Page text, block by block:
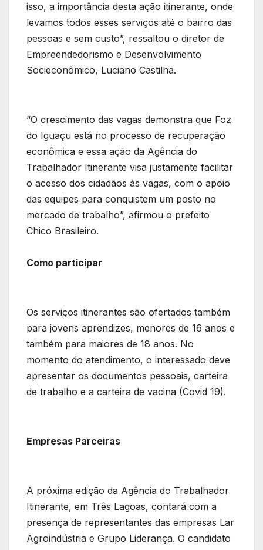
isso, a importância desta ação itinerante, onde
levamos todos esses serviços até o bairro das
pessoas e sem custo”, ressaltou o diretor de
Empreendedorismo e Desenvolvimento
Socieconômico, Luciano Castilha.
“O crescimento das vagas demonstra que Foz
do Iguaçu está no processo de recuperação
econômica e essa ação da Agência do
Trabalhador Itinerante visa justamente facilitar
o acesso dos cidadãos às vagas, com o apoio
das equipes para conquistem um posto no
mercado de trabalho”, afirmou o prefeito
Chico Brasileiro.
Como participar
Os serviços itinerantes são ofertados também
para jovens aprendizes, menores de 16 anos e
também para maiores de 18 anos. No
momento do atendimento, o interessado deve
apresentar os documentos pessoais, carteira
de trabalho e a carteira de vacina (Covid 19).
Empresas Parceiras
A próxima edição da Agência do Trabalhador
Itinerante, em Três Lagoas, contará com a
presença de representantes das empresas Lar
Agroindústria e Grupo Liderança. O candidato